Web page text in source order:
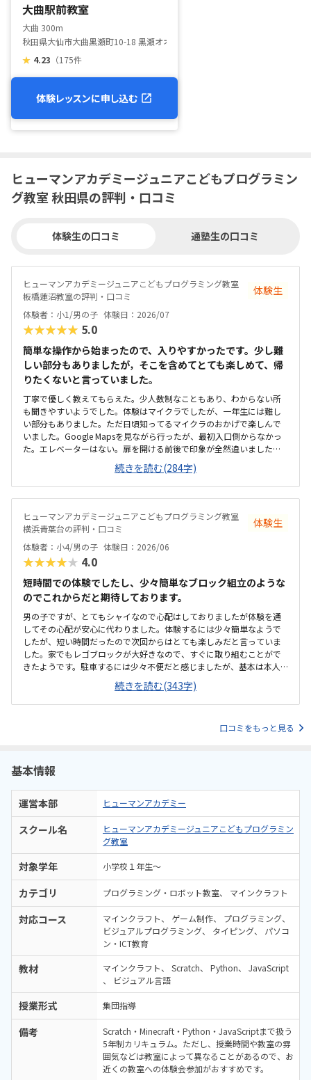
大曲駅前教室
大曲 300m
秋田県大仙市大曲黒瀬町10-18 黒瀬オオミビル1FOAステーション大曲校
★ 4.23 （175件
体験レッスンに申し込む
ヒューマンアカデミージュニアこどもプログラミン
グ教室 秋田県の評判・口コミ
体験生の口コミ 通塾生の口コミ
ヒューマンアカデミージュニアこどもプログラミング教室
板橋蓮沼教室の評判・口コミ
体験生
体験者：小1/男の子 体験日：2026/07
★★★★★ 5.0
簡単な操作から始まったので、入りやすかったです。少し難
しい部分もありましたが，そこを含めてとても楽しめて、帰
りたくないと言っていました。
丁寧で優しく教えてもらえた。少人数制なこともあり、わからない所
も聞きやすいようでした。体験はマイクラでしたが、一年生には難し
い部分もありました。ただ日頃知ってるマイクラのおかげで楽しんで
いました。Google Mapsを見ながら行ったが、最初入口側からなかっ
た。エレベーターはない。扉を開ける前後で印象が全然違いました。
とても綺麗で、広々としていました。教室内は土足でしたが、全体的
に綺麗でした。プログラミングあるあるですが、やっぱり月2回にして
は高い。他の習い事もしているので悩みどころです。マイクラで遊ん
でいるという印象が少なかった。ちゃんと学びがたくさんあった。
続きを読む(284字)
ヒューマンアカデミージュニアこどもプログラミング教室
横浜青葉台の評判・口コミ
体験生
体験者：小4/男の子 体験日：2026/06
★★★★★ 4.0
短時間での体験でしたし、少々簡単なブロック組立のような
のでこれからだと期待しております。
男の子ですが、とてもシャイなので心配はしておりましたが体験を通
してその心配が安心に代わりました。体験するには少々簡単なようで
したが、短い時間だったので次回からはとても楽しみだと言っていま
した。家でもレゴブロックが大好きなので、すぐに取り組むことがで
きたようです。駐車するには少々不便だと感じましたが、基本は本人
の送迎だけになるので問題ないと感じましたし、駅ちかでなくても車
なので問題ないです落ち着いた雰囲気でしたが、作業スペースが子供
の人数には狭いのではないかと思いました。せめて1か月3回 もしく
月4回でしたので、少し高いと感じました。まだ短時間での体験でした
続きを読む(343字)
口コミをもっと見る
基本情報
運営本部 ヒューマンアカデミー
スクール名
ヒューマンアカデミージュニアこどもプログラミン
グ教室
対象学年 小学校１年生〜
カテゴリ プログラミング・ロボット教室 マインクラフト
対応コース マインクラフト ゲーム制作
プログラミング
ビジュアルプログラミング
タイピング
パソコ
ン・ICT教育
教材 マインクラフト Scratch Python
JavaScript
ビジュアル言語
授業形式 集団指導
備考
Scratch・Minecraft・Python・JavaScriptまで扱う
5年制カリキュラム。ただし、授業時間や教室の雰
囲気などは教室によって異なることがあるので、お
近くの教室への体験会参加がおすすめです。